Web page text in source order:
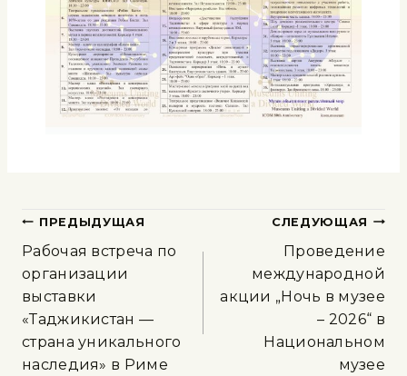
ПРЕДЫДУЩАЯ
Рабочая встреча по
организации
выставки
«Таджикистан —
страна уникального
наследия» в Риме
СЛЕДУЮЩАЯ
Проведение
международной
акции „Ночь в музее
– 2026“ в
Национальном
музее